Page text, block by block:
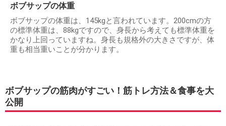
ボブサップの体重
ボブサップの体重は、145kgと言われています。200cmの方
の標準体重は、88kgですので、身長から考えても標準体重を
かなり上回っていますね。身長も規格外の大きさですが、体
重も相当重いことが分かります。
ボブサップの筋肉がすごい！筋トレ方法＆食事を大
公開